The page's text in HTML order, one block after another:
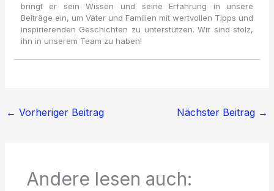
bringt er sein Wissen und seine Erfahrung in unsere
Beiträge ein, um Väter und Familien mit wertvollen Tipps und
inspirierenden Geschichten zu unterstützen. Wir sind stolz,
ihn in unserem Team zu haben!
← Vorheriger Beitrag Nächster Beitrag →
Andere lesen auch: